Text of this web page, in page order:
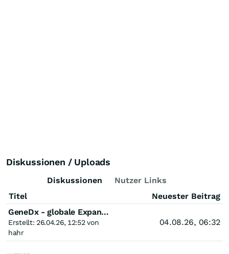
Diskussionen / Uploads
Diskussionen
Nutzer Links
Titel
Neuester Beitrag
GeneDx - globale Expansion durch Daten-Moat?
Erstellt: 26.04.26, 12:52 von
hahr
04.08.26, 06:32